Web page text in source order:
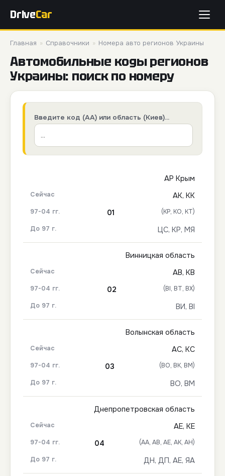
DriveCar
Главная » Справочники » Номера авто регионов Украины
Автомобильные коды регионов
Украины: поиск по номеру
Введите код (АА) или область (Киев)...
АР Крым
AK, KK
01
(КР, КО, КТ)
ЦС, КР, МЯ
Винницкая область
АВ, КВ
02
(ВІ, ВТ, ВХ)
ВИ, ВІ
Волынская область
АС, КС
03
(ВО, ВК, ВМ)
ВО, ВМ
Днепропетровская область
АЕ, КЕ
04
(АА, АВ, АЕ, АК, АН)
ДН, ДП, АЕ, ЯА